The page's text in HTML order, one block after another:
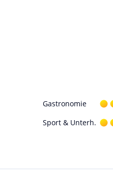
Gastronomie
Sport & Unterh.